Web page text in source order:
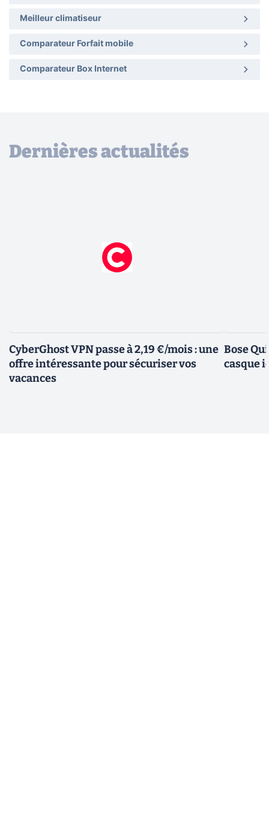
Meilleur climatiseur
Comparateur Forfait mobile
Comparateur Box Internet
Dernières actualités
CyberGhost VPN passe à 2,19 €/mois : une
offre intéressante pour sécuriser vos
vacances
Bose
casque